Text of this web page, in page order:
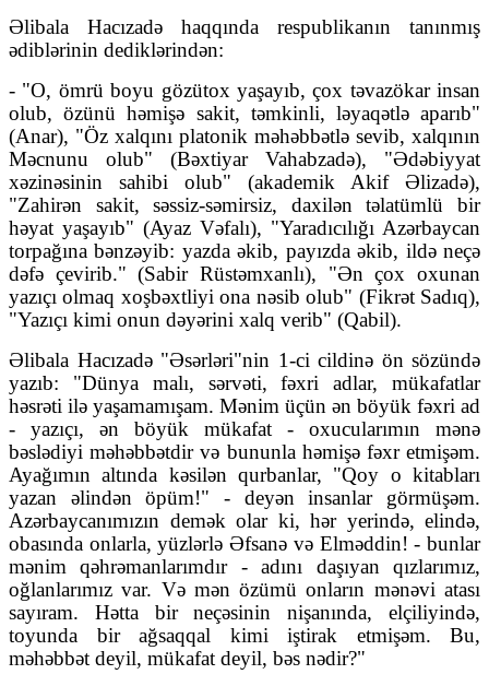
Əlibala Hacızadə haqqında respublikanın tanınmış
ədiblərinin dediklərindən:
- "O, ömrü boyu gözütox yaşayıb, çox təvazökar insan
olub, özünü həmişə sakit, təmkinli, ləyaqətlə aparıb"
(Anar), "Öz xalqını platonik məhəbbətlə sevib, xalqının
Məcnunu olub" (Bəxtiyar Vahabzadə), "Ədəbiyyat
xəzinəsinin sahibi olub" (akademik Akif Əlizadə),
"Zahirən sakit, səssiz-səmirsiz, daxilən təlatümlü bir
həyat yaşayıb" (Ayaz Vəfalı), "Yaradıcılığı Azərbaycan
torpağına bənzəyib: yazda əkib, payızda əkib, ildə neçə
dəfə çevirib." (Sabir Rüstəmxanlı), "Ən çox oxunan
yazıçı olmaq xoşbəxtliyi ona nəsib olub" (Fikrət Sadıq),
"Yazıçı kimi onun dəyərini xalq verib" (Qabil).
Əlibala Hacızadə "Əsərləri"nin 1-ci cildinə ön sözündə
yazıb: "Dünya malı, sərvəti, fəxri adlar, mükafatlar
həsrəti ilə yaşamamışam. Mənim üçün ən böyük fəxri ad
- yazıçı, ən böyük mükafat - oxucularımın mənə
bəslədiyi məhəbbətdir və bununla həmişə fəxr etmişəm.
Ayağımın altında kəsilən qurbanlar, "Qoy o kitabları
yazan əlindən öpüm!" - deyən insanlar görmüşəm.
Azərbaycanımızın demək olar ki, hər yerində, elində,
obasında onlarla, yüzlərlə Əfsanə və Elməddin! - bunlar
mənim qəhrəmanlarımdır - adını daşıyan qızlarımız,
oğlanlarımız var. Və mən özümü onların mənəvi atası
sayıram. Hətta bir neçəsinin nişanında, elçiliyində,
toyunda bir ağsaqqal kimi iştirak etmişəm. Bu,
məhəbbət deyil, mükafat deyil, bəs nədir?"